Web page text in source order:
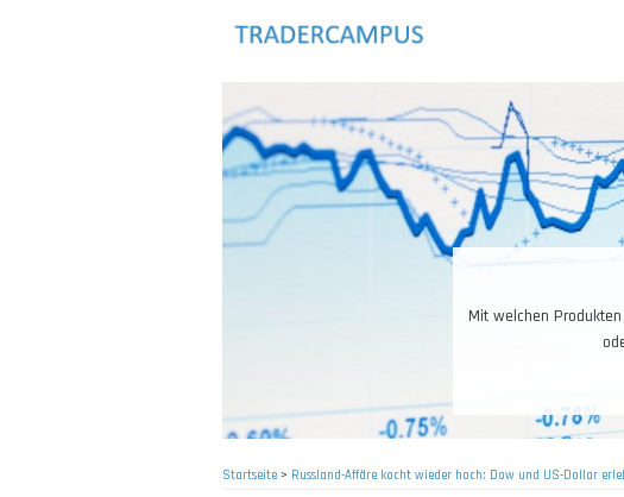
Startseite> Russland-Affäre kocht wieder hoch: Dow und US-Dollar